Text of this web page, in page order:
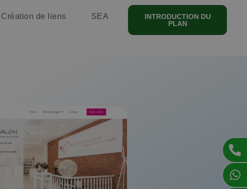
Création de liens SEA
INTRODUCTION DU
PLAN